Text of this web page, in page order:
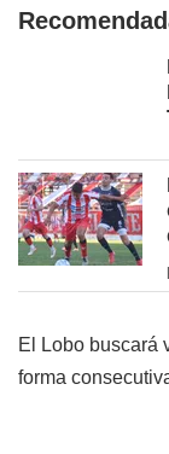
El Lobo buscará
forma